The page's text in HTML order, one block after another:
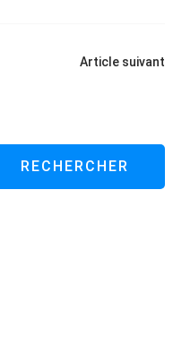
Article suivant
RECHERCHER